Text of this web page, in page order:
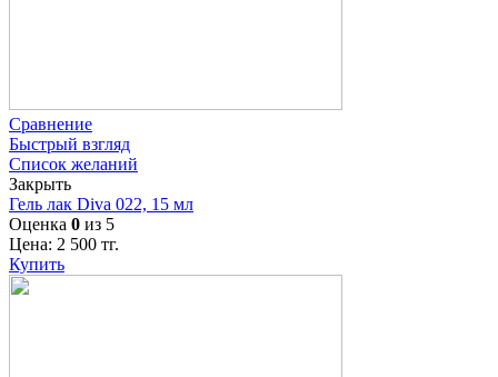
Сравнение
Быстрый взгляд
Список желаний
Закрыть
Гель лак Diva 022, 15 мл
Оценка 0 из 5
Цена: 2 500 тг.
Купить